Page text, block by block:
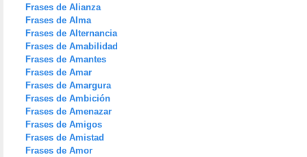
Frases de Alianza
Frases de Alma
Frases de Alternancia
Frases de Amabilidad
Frases de Amantes
Frases de Amar
Frases de Amargura
Frases de Ambición
Frases de Amenazar
Frases de Amigos
Frases de Amistad
Frases de Amor